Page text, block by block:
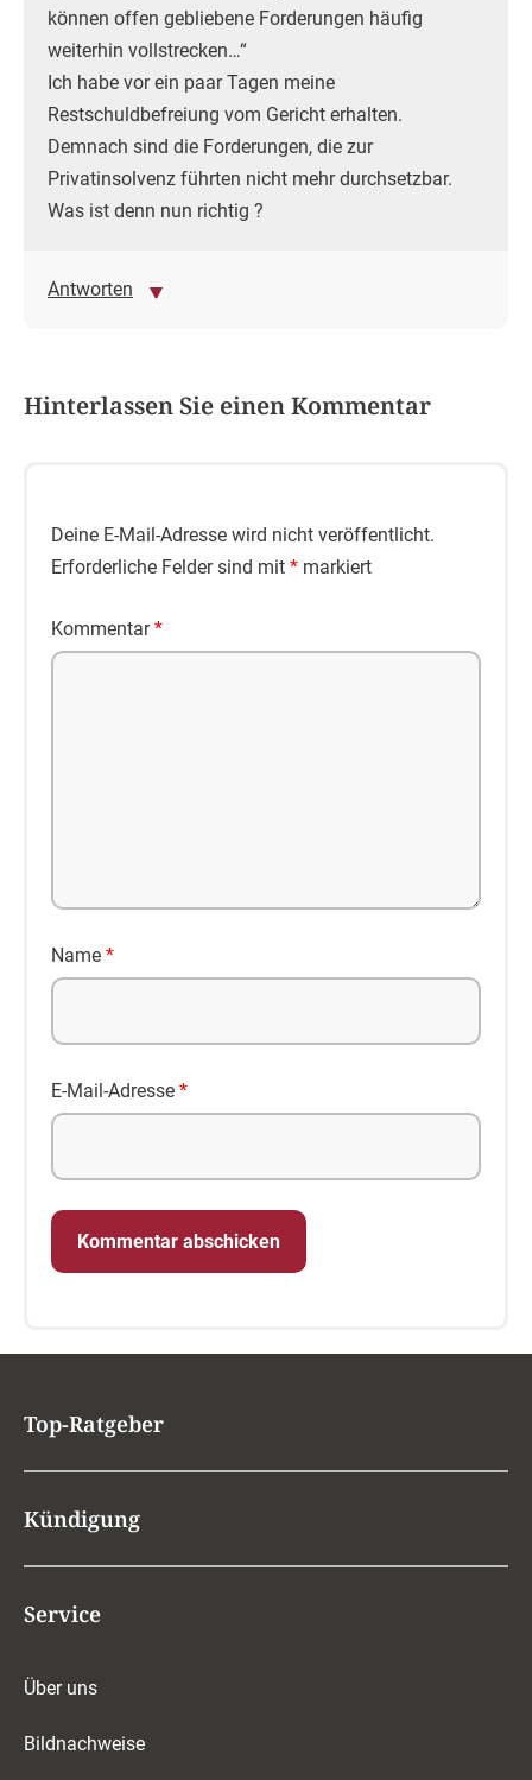
können offen gebliebene Forderungen häufig
weiterhin vollstrecken…“
Ich habe vor ein paar Tagen meine
Restschuldbefreiung vom Gericht erhalten.
Demnach sind die Forderungen, die zur
Privatinsolvenz führten nicht mehr durchsetzbar.
Was ist denn nun richtig ?
Antworten
Hinterlassen Sie einen Kommentar
Deine E-Mail-Adresse wird nicht veröffentlicht.
Erforderliche Felder sind mit * markiert
Kommentar*
Name *
E-Mail-Adresse *
Top-Ratgeber
Kündigung
Service
Über uns
Bildnachweise